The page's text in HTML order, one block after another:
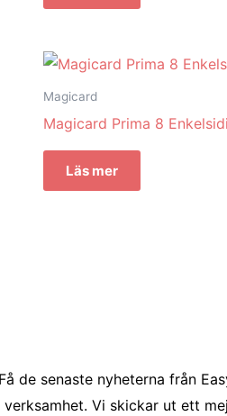
Magicard
Magicard Prima 8
Läs mer
Få de senaste nyheterna från
verksamhet. Vi skickar ut ett